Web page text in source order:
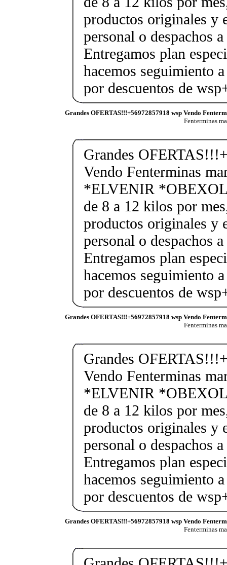
productos originales y
personal o despachos
Entregamos plan
hacemos seguimiento
por descuentos de
Grandes OFERTAS!!!+56972857918 wsp Vendo
Fenterminas
Grandes
Vendo Fenterminas
*ELVENIR
de 8 a 12 kilos por
productos originales y
personal o despachos
Entregamos plan
hacemos seguimiento
por descuentos de
Grandes OFERTAS!!!+56972857918 wsp Vendo
Fenterminas
Grandes
Vendo Fenterminas
*ELVENIR
de 8 a 12 kilos por
productos originales y
personal o despachos
Entregamos plan
hacemos seguimiento
por descuentos de
Grandes OFERTAS!!!+56972857918 wsp Vendo
Fenterminas